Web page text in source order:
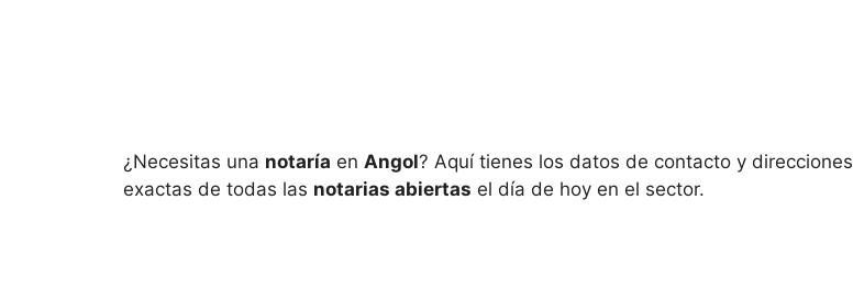
¿Necesitas una notaría en Angol? Aquí tienes los datos de contacto y direcciones
exactas de todas las notarias abiertas el día de hoy en el sector.